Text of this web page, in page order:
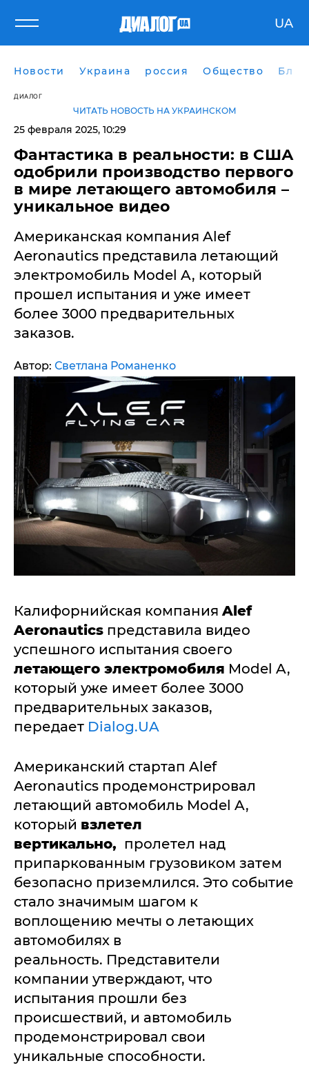
UA
Новости Украина россия Общество
ДИАЛОГ
ЧИТАТЬ НОВОСТЬ НА УКРАИНСКОМ
25 февраля 2025, 10:29
Фантастика в реальности: в США
одобрили производство первого
в мире летающего автомобиля –
уникальное видео
Американская компания Alef
Aeronautics представила летающий
электромобиль Model A, который
прошел испытания и уже имеет
более 3000 предварительных
заказов.
Автор: Светлана Романенко
Калифорнийская компания Alef
Aeronautics представила видео
успешного испытания своего
летающего электромобиля Model A,
который уже имеет более 3000
предварительных заказов,
передает Dialog.UA
Американский стартап Alef
Aeronautics продемонстрировал
летающий автомобиль Model A,
который взлетел
вертикально, пролетел над
припаркованным грузовиком затем
безопасно приземлился. Это событие
стало значимым шагом к
воплощению мечты о летающих
автомобилях в
реальность. Представители
компании утверждают, что
испытания прошли без
происшествий, и автомобиль
продемонстрировал свои
уникальные способности.